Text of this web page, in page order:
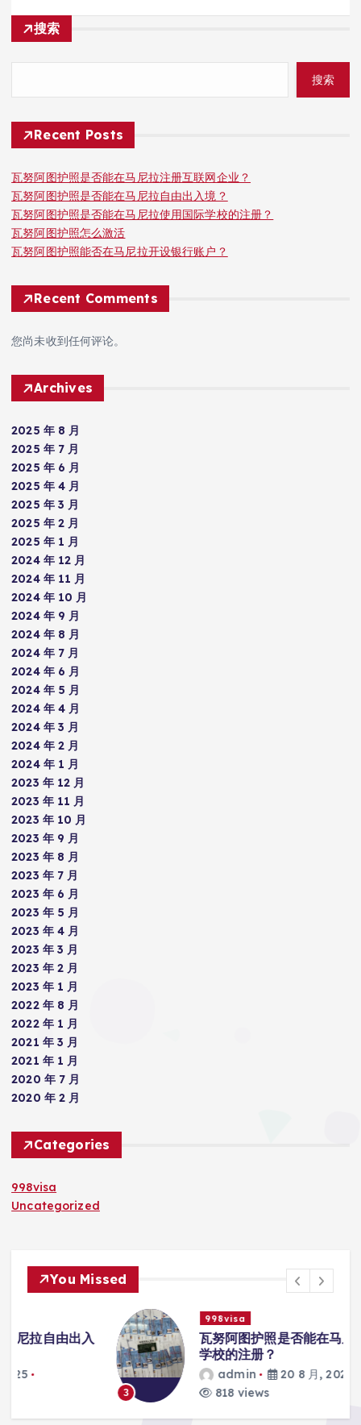
搜索
搜索
Recent Posts
瓦努阿图护照是否能在马尼拉注册互联网企业？
瓦努阿图护照是否能在马尼拉自由出入境？
瓦努阿图护照是否能在马尼拉使用国际学校的注册？
瓦努阿图护照怎么激活
瓦努阿图护照能否在马尼拉开设银行账户？
Recent Comments
您尚未收到任何评论。
Archives
2025 年 8 月
2025 年 7 月
2025 年 6 月
2025 年 4 月
2025 年 3 月
2025 年 2 月
2025 年 1 月
2024 年 12 月
2024 年 11 月
2024 年 10 月
2024 年 9 月
2024 年 8 月
2024 年 7 月
2024 年 6 月
2024 年 5 月
2024 年 4 月
2024 年 3 月
2024 年 2 月
2024 年 1 月
2023 年 12 月
2023 年 11 月
2023 年 10 月
2023 年 9 月
2023 年 8 月
2023 年 7 月
2023 年 6 月
2023 年 5 月
2023 年 4 月
2023 年 3 月
2023 年 2 月
2023 年 1 月
2022 年 8 月
2022 年 1 月
2021 年 3 月
2021 年 1 月
2020 年 7 月
2020 年 2 月
Categories
998visa
Uncategorized
You Missed
998visa
瓦努阿图护照是否能在马尼拉使用国际
学校的注册？
admin
20 8 月, 2025
818 views